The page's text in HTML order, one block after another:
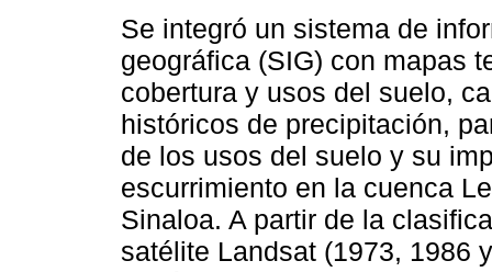
Se integró un sistema de
geográfica (SIG) con mapas
cobertura y usos del suelo,
históricos de precipitación,
de los usos del suelo y su
escurrimiento en la cuenca
Sinaloa. A partir de la
satélite Landsat (1973, 1986